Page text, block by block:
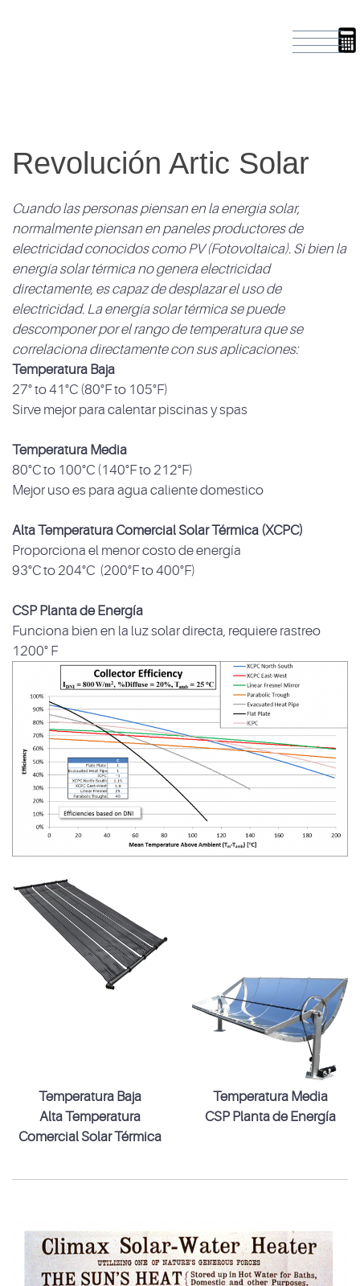
Revolución Artic Solar
Cuando las personas piensan en la energía solar,
normalmente piensan en paneles productores de
electricidad conocidos como PV (Fotovoltaica). Si bien la
energía solar térmica no genera electricidad
directamente, es capaz de desplazar el uso de
electricidad. La energía solar térmica se puede
descomponer por el rango de temperatura que se
correlaciona directamente con sus aplicaciones:
Temperatura Baja
27° to 41°C (80°F to 105°F)
Sirve mejor para calentar piscinas y spas
Temperatura Media
80°C to 100°C (140°F to 212°F)
Mejor uso es para agua caliente domestico
Alta Temperatura Comercial Solar Térmica (XCPC)
Proporciona el menor costo de energía
93°C to 204°C (200°F to 400°F)
CSP Planta de Energía
Funciona bien en la luz solar directa, requiere rastreo
1200° F
Temperatura Baja
Temperatura Media
Alta Temperatura
Comercial Solar Térmica
CSP Planta de Energía